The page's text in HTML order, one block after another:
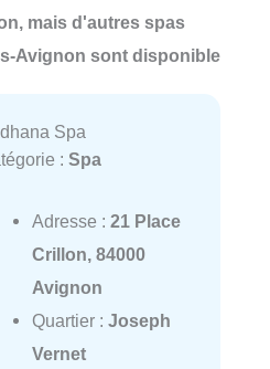
mais d'autres spas
Avignon sont disponible
Spa
: Spa
Adresse : 21 Place
Crillon, 84000
Avignon
Quartier : Joseph
Vernet